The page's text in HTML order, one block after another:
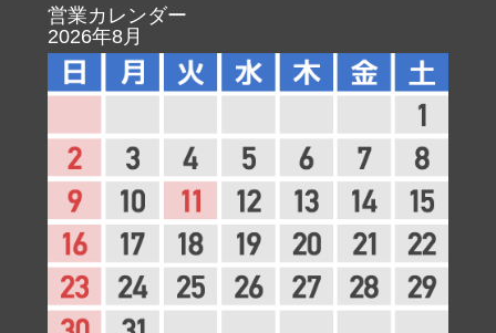
営業カレンダー
2026年8月